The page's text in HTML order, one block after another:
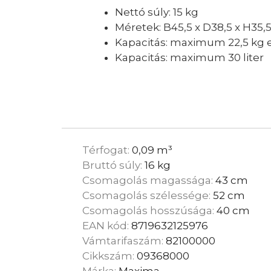
Nettó súly: 15 kg
Méretek: B45,5 x D38,5 x
Kapacitás: maximum 22,5 kg
Kapacitás: maximum 30 liter
Térfogat:0,09 m³
Bruttó súly:16 kg
Csomagolás magassága:43 cm
Csomagolás szélessége:52 cm
Csomagolás hosszúsága:40 cm
EAN kód:8719632125976
Vámtarifaszám:82100000
Cikkszám:09368000